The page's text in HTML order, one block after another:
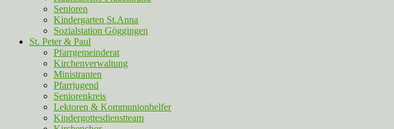
Senioren
Kindergarten St.Anna
Sozialstation Göggingen
St. Peter & Paul
Pfarrgemeinderat
Kirchenverwaltung
Ministranten
Pfarrjugend
Seniorenkreis
Lektoren & Kommunionhelfer
Kindergottesdienstteam